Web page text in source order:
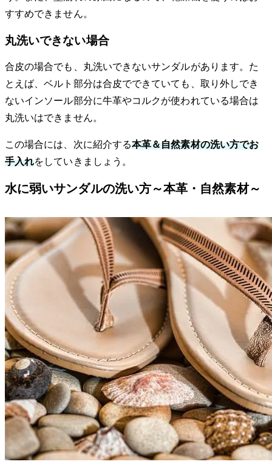
すすめできません。
丸洗いできない場合
合皮の場合でも、丸洗いできないサンダルがあります。た
とえば、ベルト部分は合皮でできていても、取り外しでき
ないインソール部分に牛革やコルクが使われている場合は
丸洗いはできません。
この場合には、次に紹介する本革＆自然素材の洗い方でお
手入れをしていきましょう。
水に弱いサンダルの洗い方～本革・自然素材～